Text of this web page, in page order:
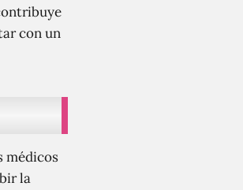
con un
médicos
la